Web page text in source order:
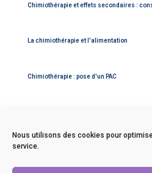
Nous utilisons des cookies pour
service.
Chimiothérapie et effets secondaires :
La chimiothérapie et l'alimentation
Chimiothérapie : pose d'un PAC